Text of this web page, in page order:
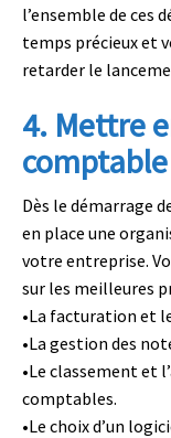
l’ensemble de ces
temps précieux et
retarder le
4. Mettre
Dès le démarrage
en place une
votre entreprise.
sur les meilleures
•La facturation et
•La gestion des
•Le classement et
comptables.
•Le choix d’un